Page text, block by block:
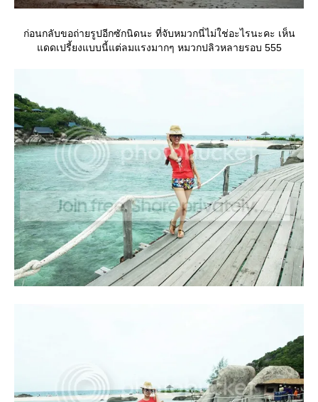
ก่อนกลับขอถ่ายรูปอีกซักนิดนะ ที่จับหมวกนี่ไม่ใช่อะไรนะคะ เห็น
ดดเปรี้ยงแบบนี้แต่ลมแรงมากๆ หมวกปลิวหลายรอบ 555